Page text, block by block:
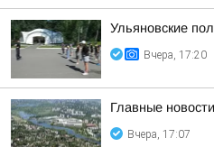
Ульяновские
Вчера, 17:20
Главные
Вчера, 17:07